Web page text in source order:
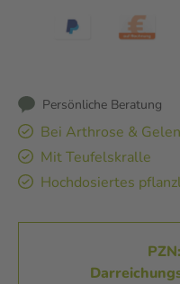
Persönliche Beratung
Bei Arthrose &
Mit Teufelskralle
Hochdosiertes